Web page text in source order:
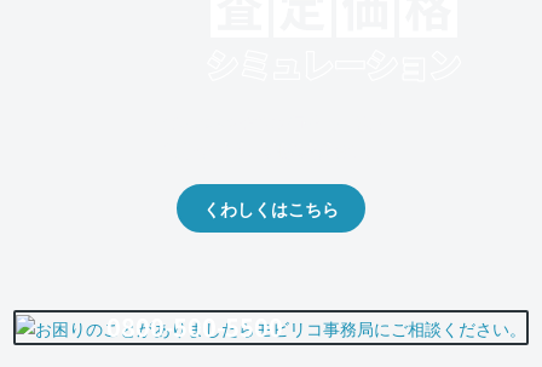
くわしくはこちら
0800-500-5500